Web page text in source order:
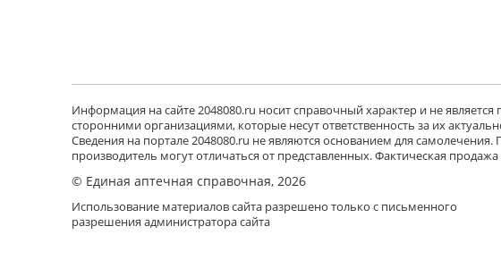
Информация на сайте 2048080.ru носит справочный характер и не
сторонними организациями, которые несут ответственность за их
Сведения на портале 2048080.ru не являются основанием для
производитель могут отличаться от представленных. Фактическая
© Единая аптечная справочная, 2026
Использование материалов сайта разрешено только с письменного
разрешения администратора сайта